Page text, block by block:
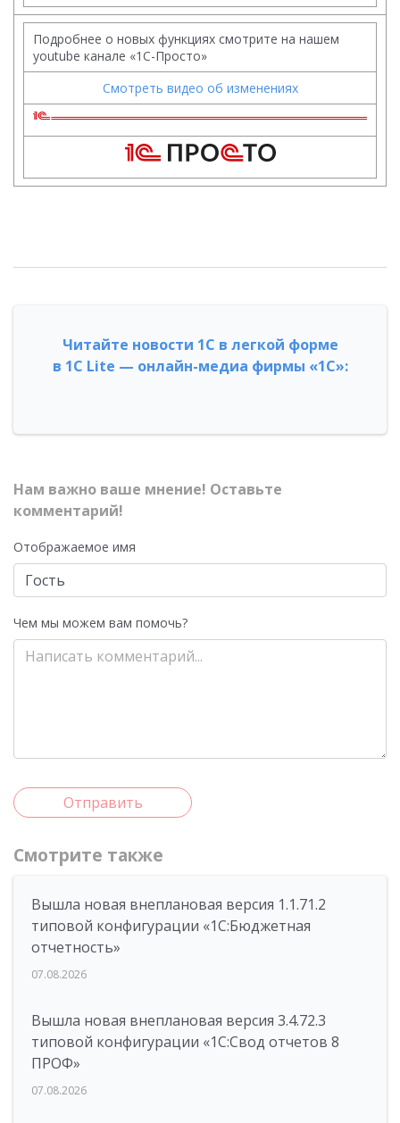
Подробнее о новых функциях смотрите на нашем
youtube канале «1С-Просто»
Смотреть видео об изменениях
Читайте новости 1С в легкой форме
в 1С Lite — онлайн-медиа фирмы «1С»:
Нам важно ваше мнение! Оставьте
комментарий!
Отображаемое имя
Чем мы можем вам помочь?
Отправить
Смотрите также
Вышла новая внеплановая версия 1.1.71.2
типовой конфигурации «1C:Бюджетная
отчетность»
07.08.2026
Вышла новая внеплановая версия 3.4.72.3
типовой конфигурации «1C:Свод отчетов 8
ПРОФ»
07.08.2026